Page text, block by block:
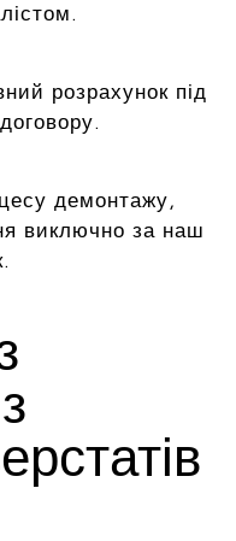
розрахунок під
демонтажу,
виключно за наш